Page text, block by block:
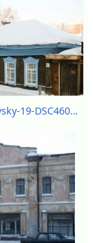
Baranchukovsky-19-DSC46088.jpg